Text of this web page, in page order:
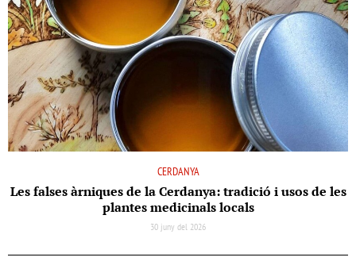
CERDANYA
Les falses àrniques de la Cerdanya: tradició i usos de les
plantes medicinals locals
30 juny del 2026